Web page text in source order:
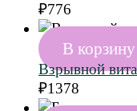
₽776
В корзину
Взрывной
₽1378